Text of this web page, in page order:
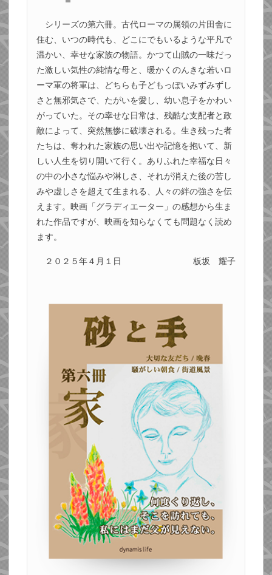
シリーズの第六冊。古代ローマの属領の片田舎に
住む、いつの時代も、どこにでもいるような平凡で
温かい、幸せな家族の物語。かつて山賊の一味だっ
た激しい気性の純情な母と、暖かくのんきな若いロ
ーマ軍の将軍は、どちらも子どもっぽいみずみずし
さと無邪気さで、たがいを愛し、幼い息子をかわい
がっていた。その幸せな日常は、残酷な支配者と政
敵によって、突然無惨に破壊される。生き残った者
たちは、奪われた家族の思い出や記憶を抱いて、新
しい人生を切り開いて行く。ありふれた幸福な日々
の中の小さな悩みや淋しさ、それが消えた後の苦し
みや虚しさを超えて生まれる、人々の絆の強さを伝
えます。映画「グラディエーター」の感想から生ま
れた作品ですが、映画を知らなくても問題なく読め
ます。
２０２５年４月１日 板坂 耀子